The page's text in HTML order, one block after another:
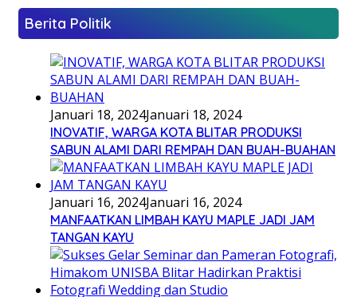
Berita Politik
Januari 18, 2024Januari 18, 2024
INOVATIF, WARGA KOTA BLITAR PRODUKSI
SABUN ALAMI DARI REMPAH DAN BUAH-BUAHAN
Januari 16, 2024Januari 16, 2024
MANFAATKAN LIMBAH KAYU MAPLE JADI JAM
TANGAN KAYU